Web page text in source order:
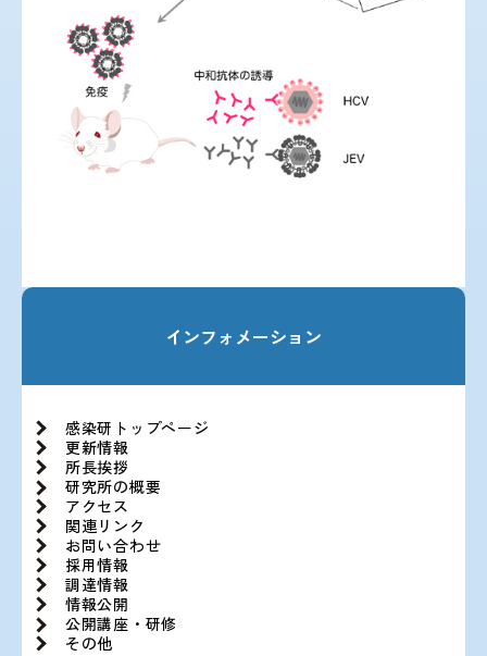
インフォメーション
感染研トップページ
更新情報
所長挨拶
研究所の概要
アクセス
関連リンク
お問い合わせ
採用情報
調達情報
情報公開
公開講座・研修
その他